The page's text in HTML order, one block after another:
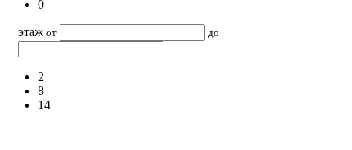
0
этаж от до
2
8
14